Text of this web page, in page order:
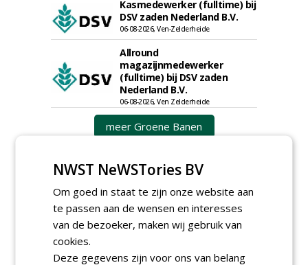
Kasmedewerker (fulltime) bij
DSV zaden Nederland B.V.
06-08-2026, Ven-Zelderheide
Allround
magazijnmedewerker
(fulltime) bij DSV zaden
Nederland B.V.
06-08-2026, Ven Zelderheide
meer Groene Banen
GREEN OUTLET
NWST NeWSTories BV
Om goed in staat te zijn onze website aan
te passen aan de wensen en interesses
van de bezoeker, maken wij gebruik van
cookies.
Deze gegevens zijn voor ons van belang